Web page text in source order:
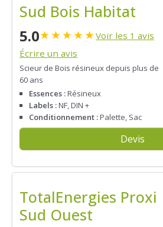
Sud Bois Habitat
5.0★★★★★Voir les 1 avis
Écrire un avis
Scieur de Bois résineux depuis plus de
60 ans
Essences :Résineux
Labels :NF, DIN +
Conditionnement :Palette, Sac
Devis
TotalEnergies Proxi
Sud Ouest